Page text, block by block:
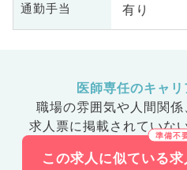
通勤手当 有り
医師専任のキャ
職場の雰囲気や人間関係
求人票に掲載されていな
この求人に似ている